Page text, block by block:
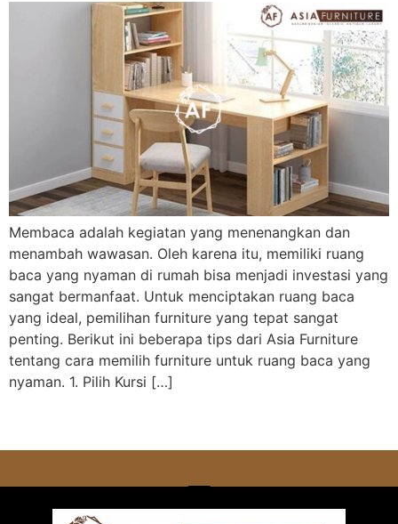
Membaca adalah kegiatan yang menenangkan dan
menambah wawasan. Oleh karena itu, memiliki ruang
baca yang nyaman di rumah bisa menjadi investasi yang
sangat bermanfaat. Untuk menciptakan ruang baca
yang ideal, pemilihan furniture yang tepat sangat
penting. Berikut ini beberapa tips dari Asia Furniture
tentang cara memilih furniture untuk ruang baca yang
nyaman. 1. Pilih Kursi […]